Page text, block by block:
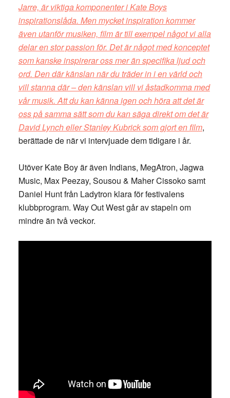
Jarre, är viktiga komponenter i Kate Boys
inspirationslåda. Men mycket inspiration kommer
även utanför musiken, film är till exempel något vi alla
delar en stor passion för. Det är något med konceptet
som kanske inspirerar oss mer än specifika ljud och
ord. Den där känslan när du träder in i en värld och
vill stanna där – den känslan vill vi åstadkomma med
vår musik. Att du kan känna igen och höra att det är
oss på samma sätt som du kan säga direkt om det är
David Lynch eller Stanley Kubrick som gjort en film,
berättade de när vi intervjuade dem tidigare i år.
Utöver Kate Boy är även Indians, MegAtron, Jagwa
Music, Max Peezay, Sousou & Maher Cissoko samt
Daniel Hunt från Ladytron klara för festivalens
klubbprogram. Way Out West går av stapeln om
mindre än två veckor.